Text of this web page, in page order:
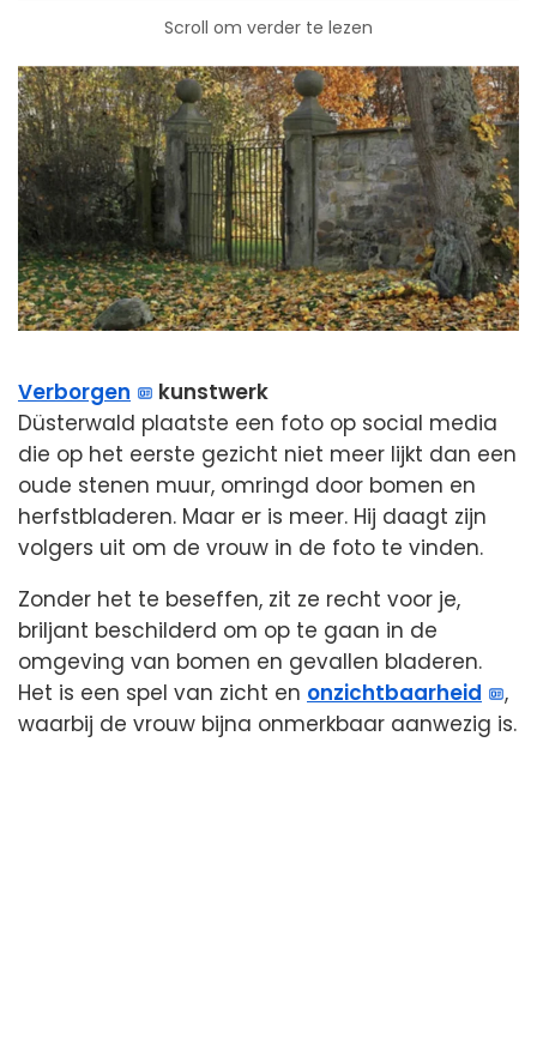
Scroll om verder te lezen
Verborgen
kunstwerk
Düsterwald plaatste een foto op social media
die op het eerste gezicht niet meer lijkt dan een
oude stenen muur, omringd door bomen en
herfstbladeren. Maar er is meer. Hij daagt zijn
volgers uit om de vrouw in de foto te vinden.
Zonder het te beseffen, zit ze recht voor je,
briljant beschilderd om op te gaan in de
omgeving van bomen en gevallen bladeren.
Het is een spel van zicht en onzichtbaarheid
,
waarbij de vrouw bijna onmerkbaar aanwezig is.